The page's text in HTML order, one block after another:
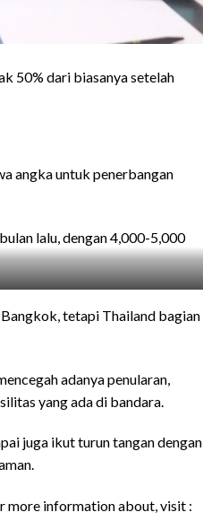
50% dari biasanya setelah
angka untuk penerbangan
lalu, dengan 4,000-5,000
tetapi Thailand bagian
adanya penularan,
yang ada di bandara.
juga ikut turun tangan dengan
more information about, visit :